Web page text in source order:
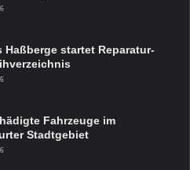
Haßberge startet Reparatur-
Fahrzeuge im
Stadtgebiet